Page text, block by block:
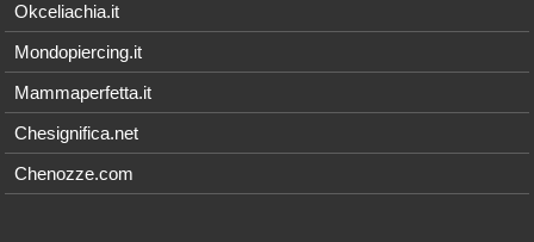
Okceliachia.it
Mondopiercing.it
Mammaperfetta.it
Chesignifica.net
Chenozze.com